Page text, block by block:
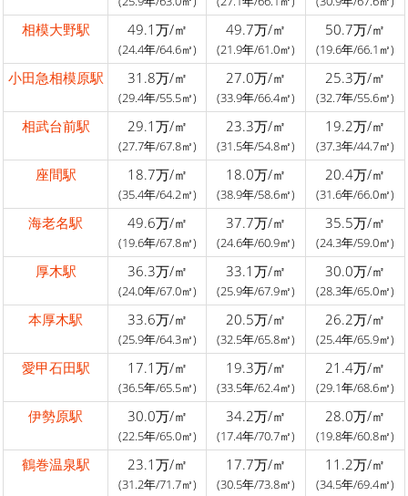
相模大野駅 49.1万/㎡
(24.4年/64.6㎡)
49.7万/㎡
(21.9年/61.0㎡)
50.7万/㎡
(19.6年/66.1㎡)
小田急相模原駅 31.8万/㎡
(29.4年/55.5㎡)
27.0万/㎡
(33.9年/66.4㎡)
25.3万/㎡
(32.7年/55.6㎡)
相武台前駅 29.1万/㎡
(27.7年/67.8㎡)
23.3万/㎡
(31.5年/54.8㎡)
19.2万/㎡
(37.3年/44.7㎡)
座間駅 18.7万/㎡
(35.4年/64.2㎡)
18.0万/㎡
(38.9年/58.6㎡)
20.4万/㎡
(31.6年/66.0㎡)
海老名駅 49.6万/㎡
(19.6年/67.8㎡)
37.7万/㎡
(24.6年/60.9㎡)
35.5万/㎡
(24.3年/59.0㎡)
厚木駅 36.3万/㎡
(24.0年/67.0㎡)
33.1万/㎡
(25.9年/67.9㎡)
30.0万/㎡
(28.3年/65.0㎡)
本厚木駅 33.6万/㎡
(25.9年/64.3㎡)
20.5万/㎡
(32.5年/65.8㎡)
26.2万/㎡
(25.4年/65.9㎡)
愛甲石田駅 17.1万/㎡
(36.5年/65.5㎡)
19.3万/㎡
(33.5年/62.4㎡)
21.4万/㎡
(29.1年/68.6㎡)
伊勢原駅 30.0万/㎡
(22.5年/65.0㎡)
34.2万/㎡
(17.4年/70.7㎡)
28.0万/㎡
(19.8年/60.8㎡)
鶴巻温泉駅 23.1万/㎡
(31.2年/71.7㎡)
17.7万/㎡
(30.5年/73.8㎡)
11.2万/㎡
(34.5年/69.4㎡)